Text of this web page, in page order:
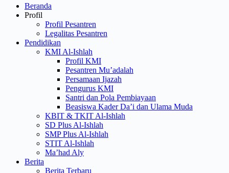
Menu
Beranda
Profil
Profil Pesantren
Legalitas Pesantren
Pendidikan
KMI Al-Ishlah
Profil KMI
Pesantren Mu’adalah
Persamaan Ijazah
Pengurus KMI
Santri dan Pola Pembiayaan
Beasiswa Kader Da’i dan Ulama Muda
KBIT & TKIT Al-Ishlah
SD Plus Al-Ishlah
SMP Plus Al-Ishlah
STIT Al-Ishlah
Ma’had Aly
Berita
Berita Terbaru